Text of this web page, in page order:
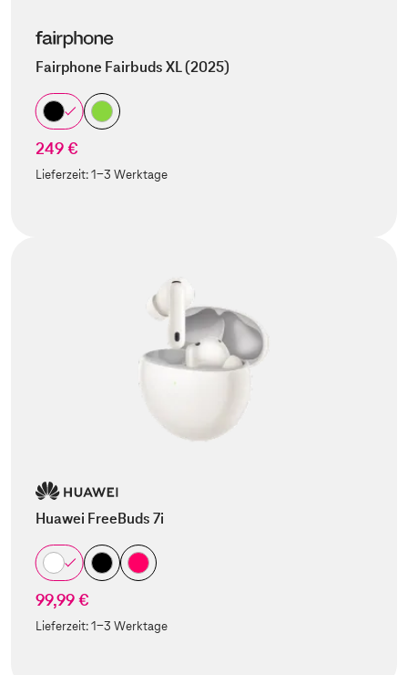
Fairphone Fairbuds XL (2025)
249 €
Lieferzeit:1-3 Werktage
Huawei FreeBuds 7i
99,99 €
Lieferzeit:1-3 Werktage